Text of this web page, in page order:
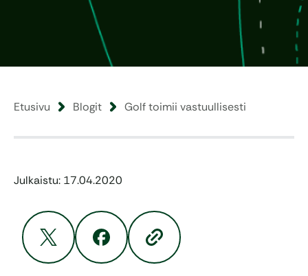
Etusivu Blogit Golf toimii vastuullisesti
Julkaistu: 17.04.2020